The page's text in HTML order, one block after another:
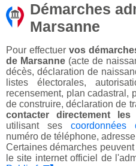
Démarches
Marsanne
Pour effectuervos
de Marsanne (acte de
décès, déclaration de
listes électorales,
recensement, plan cadastral,
de construire, déclaration de
contacter directement
utilisant ses coordonnées
numéro de téléphone,
Certaines démarches
le site internet officiel de